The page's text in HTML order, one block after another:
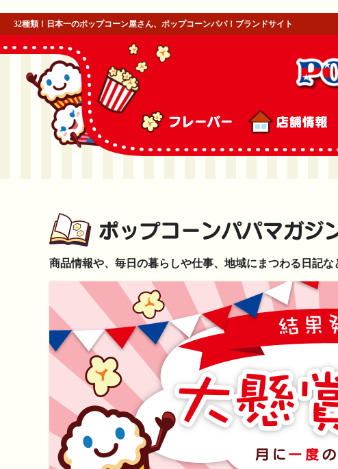
32種類！日本一のポップコーン屋さん、ポップコーンパパ！ブランドサイト
商品情報や、毎日の暮らしや仕事、地域にまつわる日記